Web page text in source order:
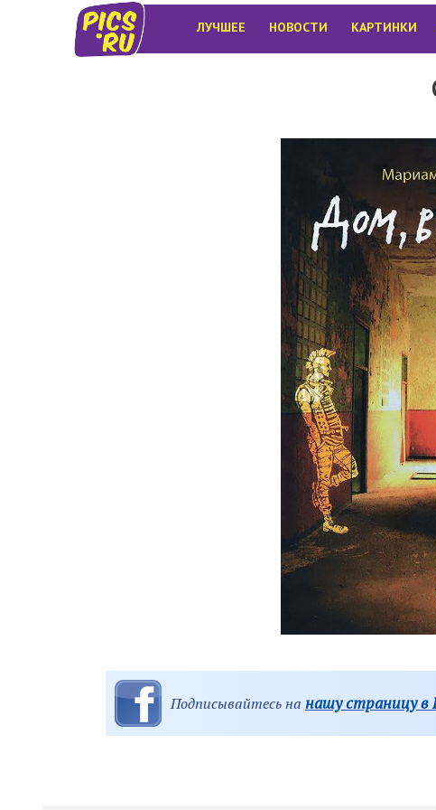
ЛУЧШЕЕ НОВОСТИ КАРТИНКИ
Подписывайтесь на нашу страницу в